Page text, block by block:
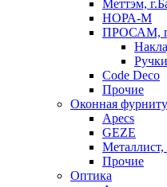
Меттэм,
НОРА-М
ПРОСАМ,
Code Deco
Прочие
Оконная
Apecs
GEZE
Металлист,
Прочие
Оптика